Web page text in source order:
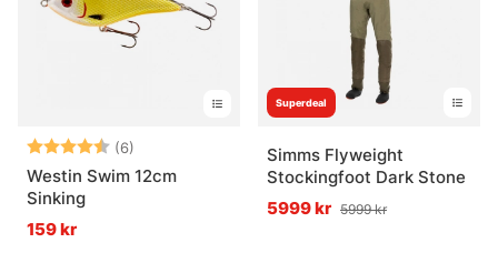
Betyg: (6)
4.7 utav 5 stjärnor
Westin Swim 12cm
Sinking
159 kr
Superdeal
Simms Flyweight
Stockingfoot Dark Stone
5999 kr 5999 kr